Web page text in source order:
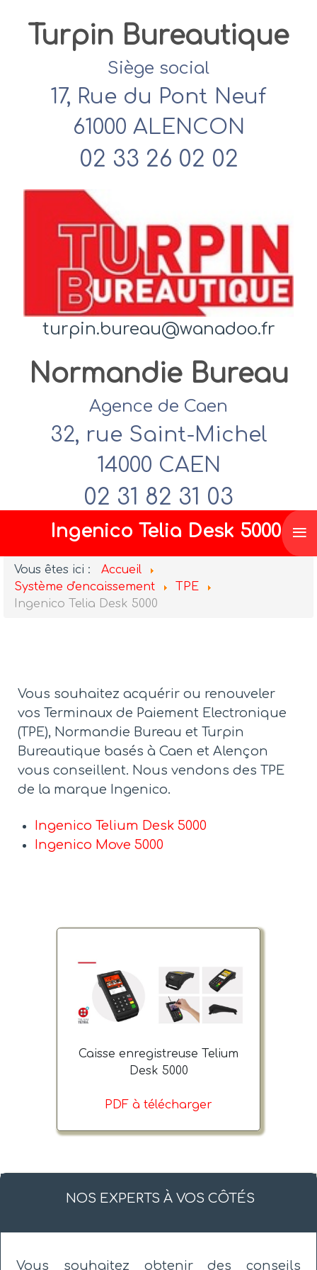
Turpin Bureautique
Siège social
17, Rue du Pont Neuf
61000 ALENCON
02 33 26 02 02
turpin.bureau@wanadoo.fr
Normandie Bureau
Agence de Caen
32, rue Saint-Michel
14000 CAEN
02 31 82 31 03
Ingenico Telia Desk 5000 ≡
Vous êtes ici :
Accueil
Système d'encaissement
TPE
Ingenico Telia Desk 5000
Vous souhaitez acquérir ou renouveler
vos Terminaux de Paiement Electronique
(TPE), Normandie Bureau et Turpin
Bureautique basés à Caen et Alençon
vous conseillent. Nous vendons des TPE
de la marque Ingenico.
Ingenico Telium Desk 5000
Ingenico Move 5000
Caisse enregistreuse Telium
Desk 5000
PDF à télécharger
NOS EXPERTS À VOS CÔTÉS
Vous souhaitez obtenir des conseils